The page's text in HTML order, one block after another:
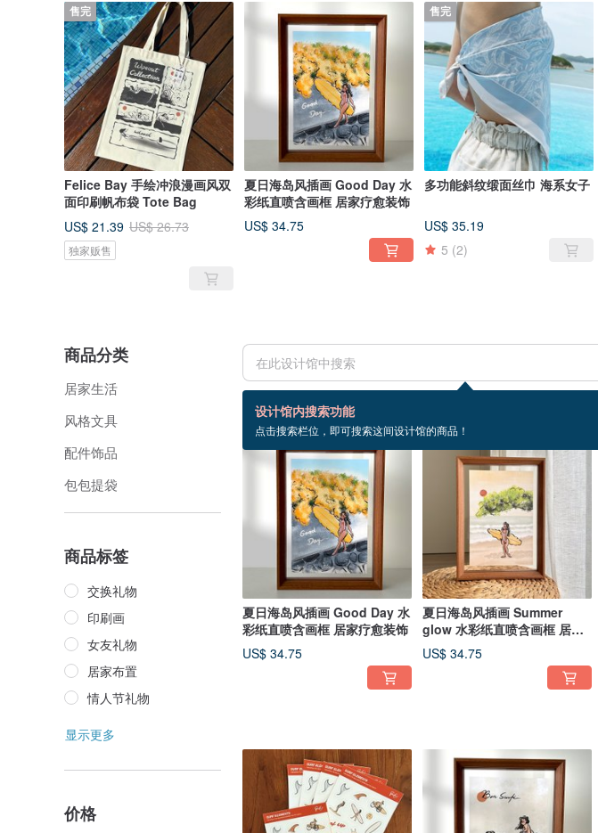
售完
Felice Bay 手绘冲浪漫画风双
面印刷帆布袋 Tote Bag
US$ 21.39 US$ 26.73
独家贩售
夏日海岛风插画 Good Day 水
彩纸直喷含画框 居家疗愈装饰
US$ 34.75
售完
多功能斜纹缎面丝巾 海系女子
US$ 35.19
5 (2)
商品分类
居家生活
风格文具
配件饰品
包包提袋
商品标签
交换礼物
印刷画
女友礼物
居家布置
情人节礼物
显示更多
价格
设计馆内搜索功能
点击搜索栏位，即可搜索这间设计馆的商品！
27 个商品
夏日海岛风插画 Good Day 水
彩纸直喷含画框 居家疗愈装饰
US$ 34.75
夏日海岛风插画 Summer
glow 水彩纸直喷含画框 居家
疗愈装饰
US$ 34.75